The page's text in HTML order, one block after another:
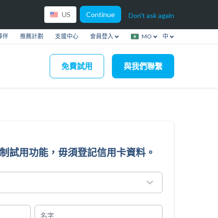
US Continue Don't ask again
伴 推薦計劃 支援中心 會員登入 MO 中
免費試用 與我們聯繫
試用功能，毋須登記信用卡資料。
名字